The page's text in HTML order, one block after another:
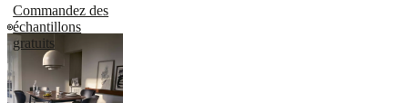
Commandez des
échantillons
gratuits